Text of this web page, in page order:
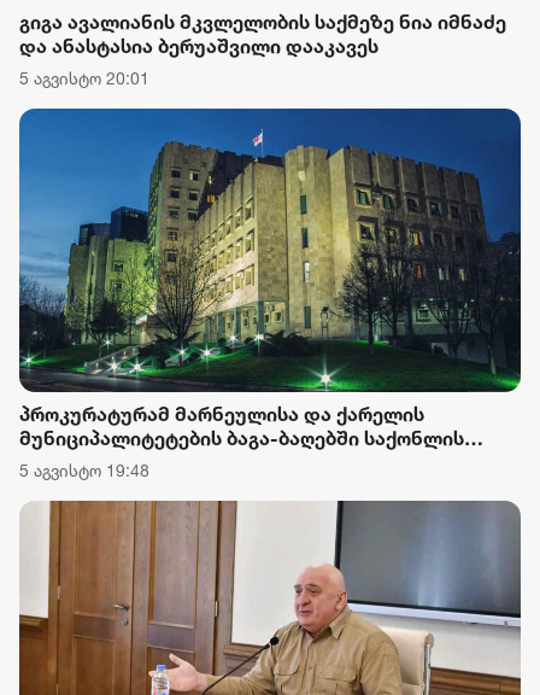
გიგა ავალიანის მკვლელობის საქმეზე ნია იმნაძე
და ანასტასია ბერუაშვილი დააკავეს
5 აგვისტო 20:01
პროკურატურამ მარნეულისა და ქარელის
მუნიციპალიტეტების ბაგა-ბაღებში საქონლის
ხორცის ნაცვლად მოტყუებით ცხენის ხორცის
შეტანის ფაქტებზე ორ პირს ბრალდება წარუდგინა
5 აგვისტო 19:48